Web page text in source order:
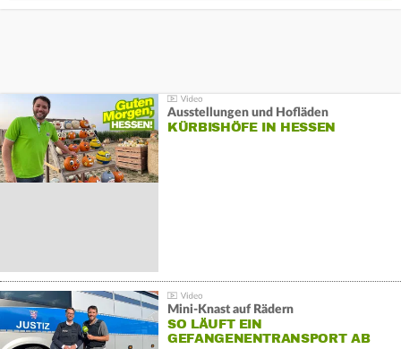
Ausstellungen und Hofläden
KÜRBISHÖFE IN HESSEN
Mini-Knast auf Rädern
SO LÄUFT EIN
GEFANGENENTRANSPORT AB